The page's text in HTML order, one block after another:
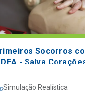
Socorros
- Salva
Simulação Realística